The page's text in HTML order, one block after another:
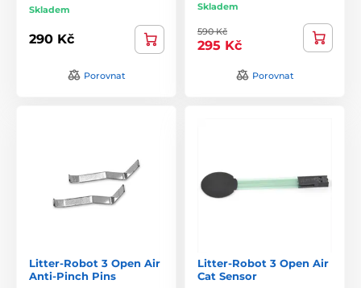
Skladem
290 Kč
Porovnat
Skladem
590 Kč
295 Kč
Porovnat
Litter-Robot 3 Open Air
Anti-Pinch Pins
Litter-Robot 3 Open Air
Cat Sensor